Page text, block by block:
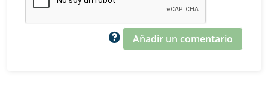
Añadir un comentario